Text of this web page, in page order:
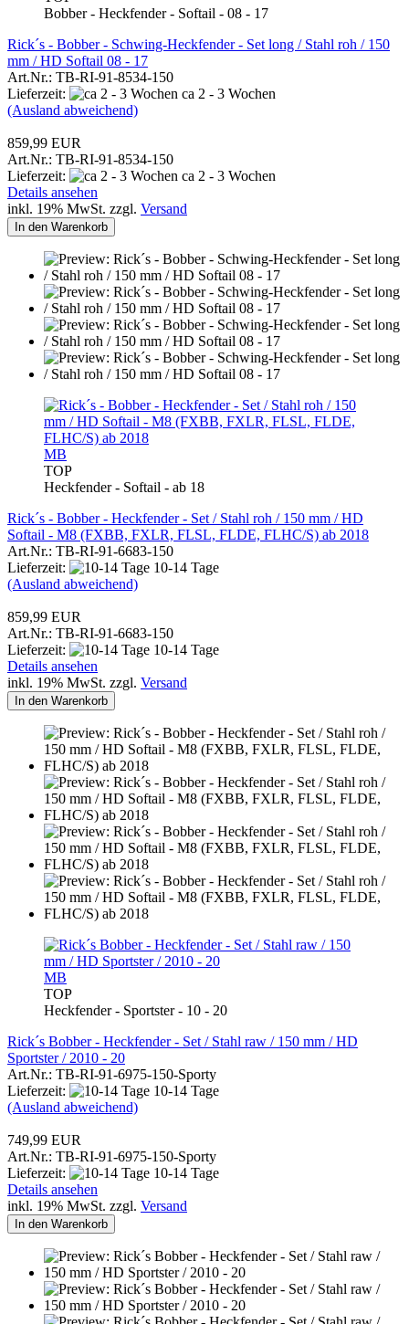
Bobber - Heckfender - Softail - 08 - 17
Rick´s - Bobber - Schwing-Heckfender - Set long / Stahl roh / 150
mm / HD Softail 08 - 17
Art.Nr.: TB-RI-91-8534-150
Lieferzeit:
ca 2 - 3 Wochen
(Ausland abweichend)
859,99 EUR
Art.Nr.: TB-RI-91-8534-150
Lieferzeit:
ca 2 - 3 Wochen
Details ansehen
inkl. 19% MwSt. zzgl. Versand
In den Warenkorb
MB
TOP
Heckfender - Softail - ab 18
Rick´s - Bobber - Heckfender - Set / Stahl roh / 150 mm / HD
Softail - M8 (FXBB, FXLR, FLSL, FLDE, FLHC/S) ab 2018
Art.Nr.: TB-RI-91-6683-150
Lieferzeit:
10-14 Tage
(Ausland abweichend)
859,99 EUR
Art.Nr.: TB-RI-91-6683-150
Lieferzeit:
10-14 Tage
Details ansehen
inkl. 19% MwSt. zzgl. Versand
In den Warenkorb
MB
TOP
Heckfender - Sportster - 10 - 20
Rick´s Bobber - Heckfender - Set / Stahl raw / 150 mm / HD
Sportster / 2010 - 20
Art.Nr.: TB-RI-91-6975-150-Sporty
Lieferzeit:
10-14 Tage
(Ausland abweichend)
749,99 EUR
Art.Nr.: TB-RI-91-6975-150-Sporty
Lieferzeit:
10-14 Tage
Details ansehen
inkl. 19% MwSt. zzgl. Versand
In den Warenkorb